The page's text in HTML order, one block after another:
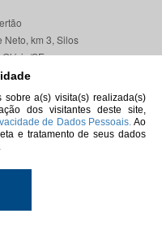
sobre a(s) visita(s) realizada(s)
dos visitantes deste site,
de Dados Pessoais. Ao
e tratamento de seus dados
km 3, Silos
SE
reservados.
de Sergipe.